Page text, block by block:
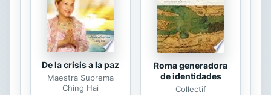
De la crisis a la paz
Maestra Suprema
Ching Hai
Roma generadora
de identidades
Collectif